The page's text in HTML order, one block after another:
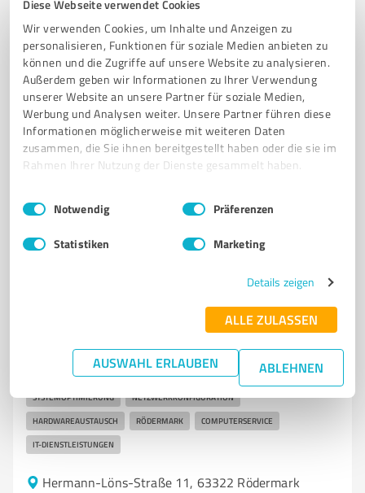
Diese Webseite verwendet Cookies
Wir verwenden Cookies, um Inhalte und Anzeigen zu
personalisieren, Funktionen für soziale Medien anbieten zu
können und die Zugriffe auf unsere Website zu analysieren.
Außerdem geben wir Informationen zu Ihrer Verwendung
unserer Website an unsere Partner für soziale Medien,
Werbung und Analysen weiter. Unsere Partner führen diese
Informationen möglicherweise mit weiteren Daten
zusammen, die Sie ihnen bereitgestellt haben oder die sie im
Rahmen Ihrer Nutzung der Dienste gesammelt haben.
Impressum Datenschutzbestimmungen
Einwilligungsauswahl
Notwendig Präferenzen
Statistiken Marketing
Details zeigen
ALLE ZULASSEN
AUSWAHL ERLAUBEN ABLEHNEN
LED NEON GLAS NEON HOLZ NEON
UNTERNEHMEN GEBURTSTAGE SOCIAL MEDIA
Allerweg 5, 63456 Hanau
Tel. +49 69 247529310
office@tomneon.com
tomneon.com/
5,00 / 5,00
7 IT-Dienstleistungen
COMPUTERREPARATUR LAPTOPREPARATUR DESKTOPREPARATUR
DATENRETTUNG SOFTWAREINSTALLATION VIRUSENTFERNUNG
SYSTEMOPTIMIERUNG NETZWERKKONFIGURATION
HARDWAREAUSTAUSCH RÖDERMARK COMPUTERSERVICE
IT-DIENSTLEISTUNGEN
Hermann-Löns-Straße 11, 63322 Rödermark